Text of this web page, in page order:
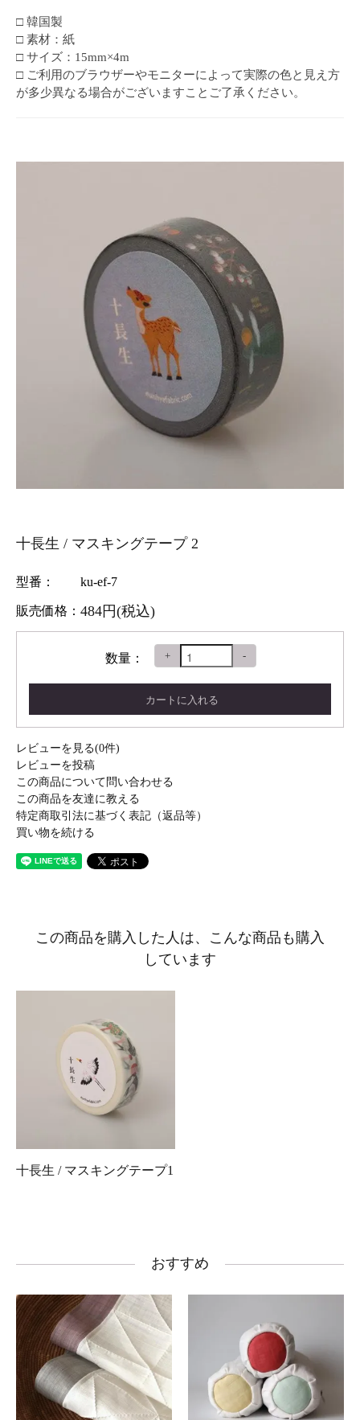
□ 韓国製
□ 素材：紙
□ サイズ：15mm×4m
□ ご利用のブラウザーやモニターによって実際の色と見え方
が多少異なる場合がございますことご了承ください。
十長生 / マスキングテープ 2
型番： ku-ef-7
販売価格：484円(税込)
数量： + -
レビューを見る(0件)
レビューを投稿
この商品について問い合わせる
この商品を友達に教える
特定商取引法に基づく表記（返品等）
買い物を続ける
この商品を購入した人は、こんな商品も購入
しています
十長生 / マスキングテープ1
おすすめ